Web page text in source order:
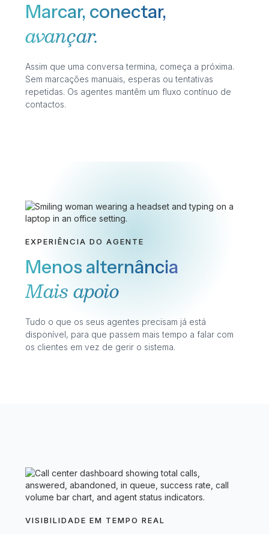
Marcar, conectar,
avançar.
Assim que uma conversa termina, começa a próxima.
Sem marcações manuais, esperas ou tentativas
repetidas. Os agentes mantêm um fluxo contínuo de
contactos.
EXPERIÊNCIA DO AGENTE
Menos alternância
Mais apoio
Tudo o que os seus agentes precisam já está
disponível, para que passem mais tempo a falar com
os clientes em vez de gerir o sistema.
VISIBILIDADE EM TEMPO REAL